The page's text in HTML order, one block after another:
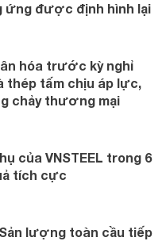
ứng được định hình lại
hóa trước kỳ nghỉ
thép tấm chịu áp lực,
chảy thương mại
của VNSTEEL trong 6
tích cực
lượng toàn cầu tiếp